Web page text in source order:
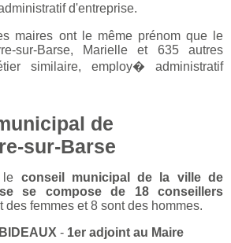
d'entreprise.
maires ont le même prénom que le
sur-Barse, Marielle et 635 autres
similaire, employ� administratif
de
sur-Barse
le conseil municipal de la ville de
se compose de 18 conseillers
des femmes et 8 sont des hommes.
- 1er adjoint au Maire